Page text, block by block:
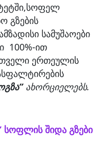
გზების
სამუშაოები
100%-ით
ერთეულის
ახორციელებს.
შიდა გზები